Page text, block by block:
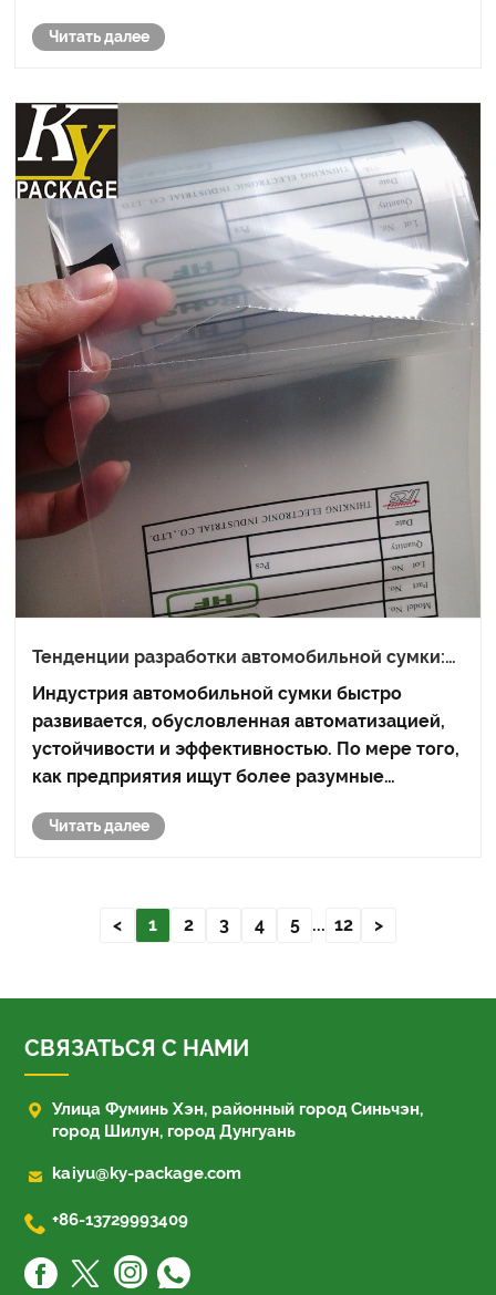
Читать далее
Тенденции разработки автомобильной сумки:
Индустрия автомобильной сумки быстро
развивается, обусловленная автоматизацией,
устойчивости и эффективностью. По мере того,
как предприятия ищут более разумные
появились как изменение игры, предлагая
Читать далее
< 1 2 3 4 5 ... 12 >
СВЯЗАТЬСЯ С НАМИ
 Улица Фуминь Хэн, районный город Синьчэн,
город Шилун, город Дунгуань
 kaiyu@ky-package.com
 +86-13729993409